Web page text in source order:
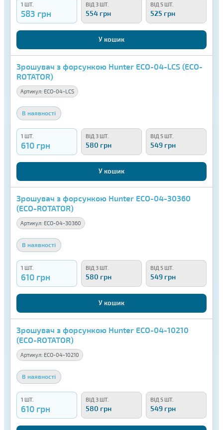
1 ШТ.
583 грн
ВІД 3 ШТ.
554 грн
ВІД 5 ШТ.
525 грн
У кошик
Зрошувач з форсункою Hunter ECO-04-LCS (ECO-
ROTATOR)
Артикул: ECO-04-LCS
В наявності
1 ШТ.
610 грн
ВІД 3 ШТ.
580 грн
ВІД 5 ШТ.
549 грн
У кошик
Зрошувач з форсункою Hunter ECO-04-30360
(ECO-ROTATOR)
Артикул: ECO-04-30360
В наявності
1 ШТ.
610 грн
ВІД 3 ШТ.
580 грн
ВІД 5 ШТ.
549 грн
У кошик
Зрошувач з форсункою Hunter ECO-04-10210
(ECO-ROTATOR)
Артикул: ECO-04-10210
В наявності
1 ШТ.
610 грн
ВІД 3 ШТ.
580 грн
ВІД 5 ШТ.
549 грн